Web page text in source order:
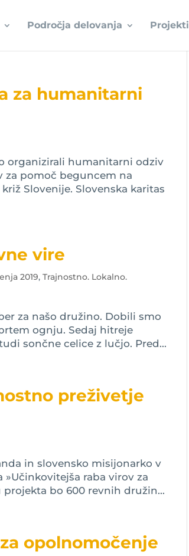
Področja delovanja Projekti
za humanitarni
organizirali humanitarni odziv
za pomoč beguncem na
Slovenije. Slovenska karitas
vire
2019,Trajnostno. Lokalno.
za našo družino. Dobili smo
ognju. Sedaj hitreje
sončne celice z lučjo. Pred...
preživetje
in slovensko misijonarko v
»Učinkovitejša raba virov za
bo 600 revnih družin...
opolnomočenje